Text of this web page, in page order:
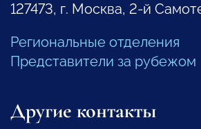
127473, г. Москва, 2-й
Региональные отделения
Представители за рубежом
Другие контакты